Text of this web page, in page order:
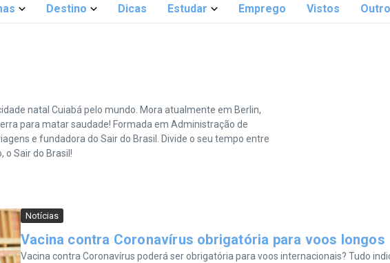
Destino Dicas Estudar Emprego Vistos
natal Cuiabá pelo mundo. Mora atualmente em Berlin,
para matar saudade! Formada em Administração de
e fundadora do Sair do Brasil. Divide o seu tempo entre
o Sair do Brasil!
Notícias
Vacina contra Coronavírus obrigatória para voos longos
Vacina contra Coronavírus poderá ser obrigatória para voos internacionais? Tudo